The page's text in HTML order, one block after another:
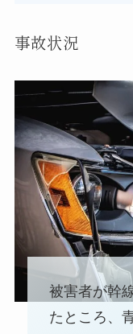
事故状況
被害者が幹
たところ、